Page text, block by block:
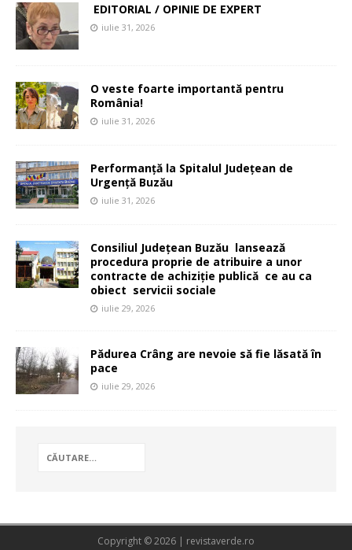
EDITORIAL / OPINIE DE EXPERT
iulie 31, 2026
O veste foarte importantă pentru
România!
iulie 31, 2026
Performanță la Spitalul Județean de
Urgență Buzău
iulie 31, 2026
Consiliul Județean Buzău lansează
procedura proprie de atribuire a unor
contracte de achiziție publică ce au ca
obiect servicii sociale
iulie 29, 2026
Pădurea Crâng are nevoie să fie lăsată în
pace
iulie 29, 2026
Copyright © 2026 | revistaverde.ro